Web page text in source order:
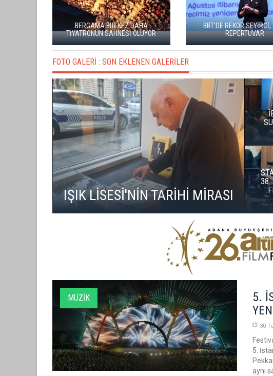
BERGAMA BİR KEZ DAHA
TİYATRONUN SAHNESİ OLUYOR
BBT’DE REKOR
REPERTUVAR
FOTO GALERİ : SON EKLENEN GALERİLER
IŞIK LİSESİ'NİN TARİHİ MİRASI
38.
MÜZİK
5.
30
5.
aynı
GÖRSEL
TUZBİBER, EDİNBURGH FRİNGE'DEKİ
GÖSTERİSİNİ DENİZ GÖKTAŞ'LA